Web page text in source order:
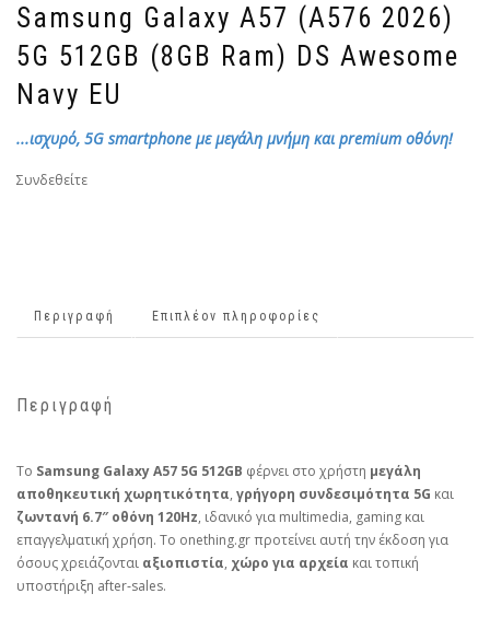
Samsung Galaxy A57 (A576 2026)
5G 512GB (8GB Ram) DS Awesome
Navy EU
...ισχυρό, 5G smartphone με μεγάλη μνήμη και premium οθόνη!
Συνδεθείτε
Περιγραφή Επιπλέον πληροφορίες
Περιγραφή
Το Samsung Galaxy A57 5G 512GB φέρνει στο χρήστη μεγάλη
αποθηκευτική χωρητικότητα, γρήγορη συνδεσιμότητα 5G και
ζωντανή 6.7″ οθόνη 120Hz, ιδανικό για multimedia, gaming και
επαγγελματική χρήση. Το onething.gr προτείνει αυτή την έκδοση για
όσους χρειάζονται αξιοπιστία, χώρο για αρχεία και τοπική
υποστήριξη after‑sales.